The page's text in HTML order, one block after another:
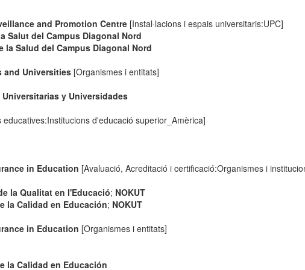
and Promotion Centre [Instal·lacions i espais universitaris:UPC]
Salut del Campus Diagonal Nord
Salud del Campus Diagonal Nord
and Universities [Organismes i entitats]
y Universidades
educatives:Institucions d'educació superior_Amèrica]
in Education [Avaluació, Acreditació i certificació:Organismes i
la Qualitat en l'Educació; NOKUT
la Calidad en Educación; NOKUT
in Education [Organismes i entitats]
la Calidad en Educación